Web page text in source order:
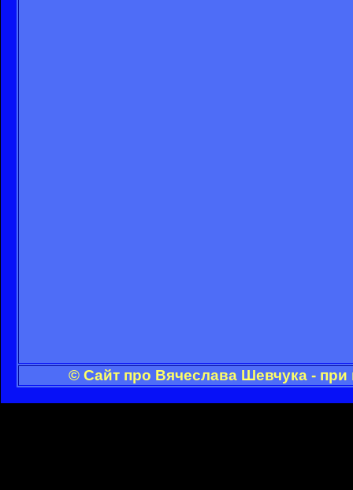
© Сайт про Вячеслава Шевчука -